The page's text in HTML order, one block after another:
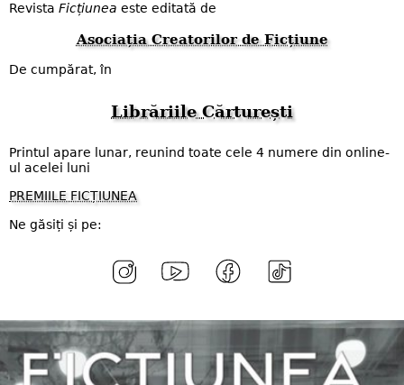
Revista Ficțiunea este editată de
Asociația Creatorilor de Ficțiune
De cumpărat, în
Librăriile Cărturești
Printul apare lunar, reunind toate cele 4 numere din online-
ul acelei luni
PREMIILE FICȚIUNEA
Ne găsiți și pe: